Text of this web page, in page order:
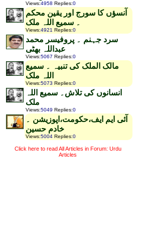
Views:4958 Replies:0
آنسؤں کا سورج اور یقین محکم
۔ سمیع اللہ ملک
Views:4921 Replies:0
سرد جہنم ۔ پروفیسر محمد
عبداللہ بھٹی
Views:5067 Replies:0
مالک الملک کی تنبیہ ۔ سمیع
اللہ ملک
Views:5073 Replies:0
انسانوں کی تلاش۔ سمیع اللہ
ملک
Views:5049 Replies:0
آئی ایم ایف،حکومت،اپوزیشن ۔
خادم حسین
Views:5004 Replies:0
Click here to read All Articles in Forum: Urdu
Articles